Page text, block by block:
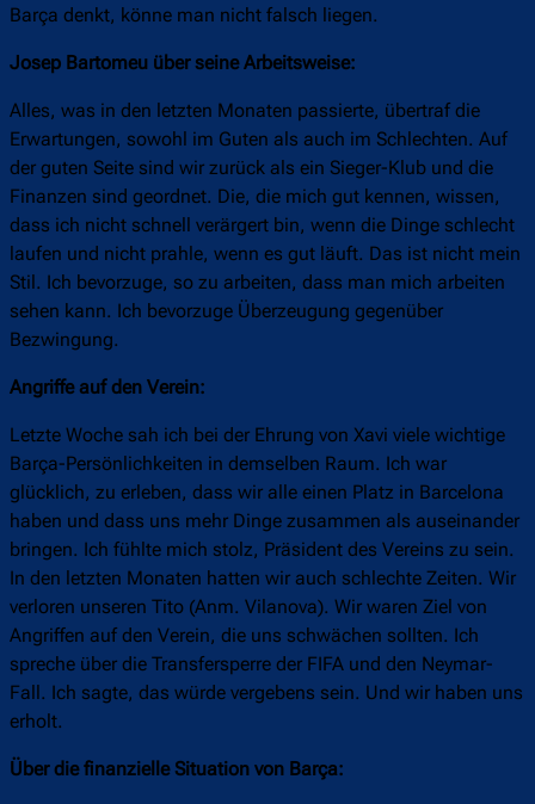
Barça denkt, könne man nicht falsch liegen.
Josep Bartomeu über seine Arbeitsweise:
Alles, was in den letzten Monaten passierte, übertraf die
Erwartungen, sowohl im Guten als auch im Schlechten. Auf
der guten Seite sind wir zurück als ein Sieger-Klub und die
Finanzen sind geordnet. Die, die mich gut kennen, wissen,
dass ich nicht schnell verärgert bin, wenn die Dinge schlecht
laufen und nicht prahle, wenn es gut läuft. Das ist nicht mein
Stil. Ich bevorzuge, so zu arbeiten, dass man mich arbeiten
sehen kann. Ich bevorzuge Überzeugung gegenüber
Bezwingung.
Angriffe auf den Verein:
Letzte Woche sah ich bei der Ehrung von Xavi viele wichtige
Barça-Persönlichkeiten in demselben Raum. Ich war
glücklich, zu erleben, dass wir alle einen Platz in Barcelona
haben und dass uns mehr Dinge zusammen als auseinander
bringen. Ich fühlte mich stolz, Präsident des Vereins zu sein.
In den letzten Monaten hatten wir auch schlechte Zeiten. Wir
verloren unseren Tito (Anm. Vilanova). Wir waren Ziel von
Angriffen auf den Verein, die uns schwächen sollten. Ich
spreche über die Transfersperre der FIFA und den Neymar-
Fall. Ich sagte, das würde vergebens sein. Und wir haben uns
erholt.
Über die finanzielle Situation von Barça: